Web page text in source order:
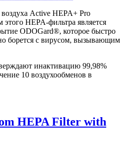
Active HEPA+ Pro
HEPA-фильтра является
ODOGard®, которое быстро
борется с вирусом, вызывающим
инактивацию 99,98%
10 воздухообменов в
HEPA Filter with